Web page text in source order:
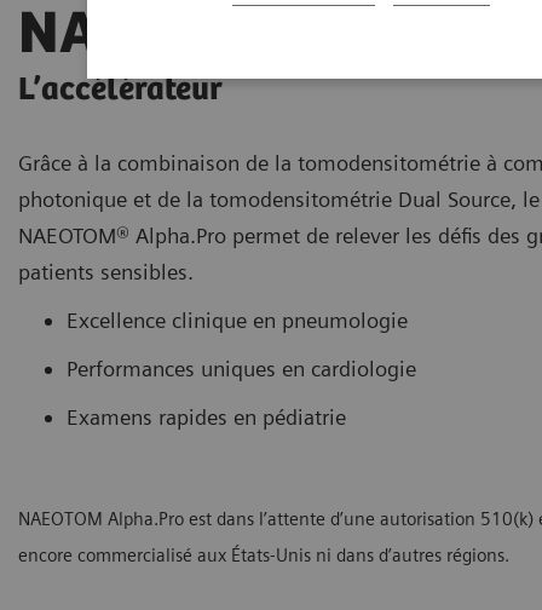
NAEOTOM Alpha.Pro
L’accélérateur
Grâce à la combinaison de la tomodensitométrie à
photonique et de la tomodensitométrie Dual Source, le
NAEOTOM® Alpha.Pro permet de relever les défis des
patients sensibles.
Excellence clinique en pneumologie
Performances uniques en cardiologie
Examens rapides en pédiatrie
NAEOTOM Alpha.Pro est dans l’attente d’une autorisation 510(k)
encore commercialisé aux États-Unis ni dans d’autres régions.